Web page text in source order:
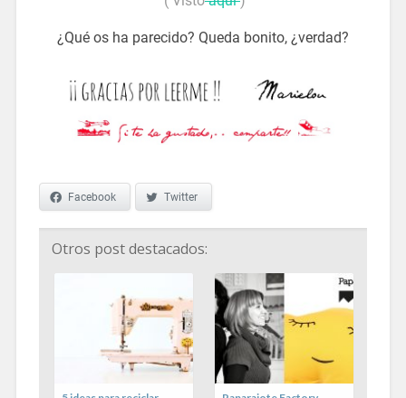
¿Qué os ha parecido? Queda bonito, ¿verdad?
Facebook Twitter
Otros post destacados: